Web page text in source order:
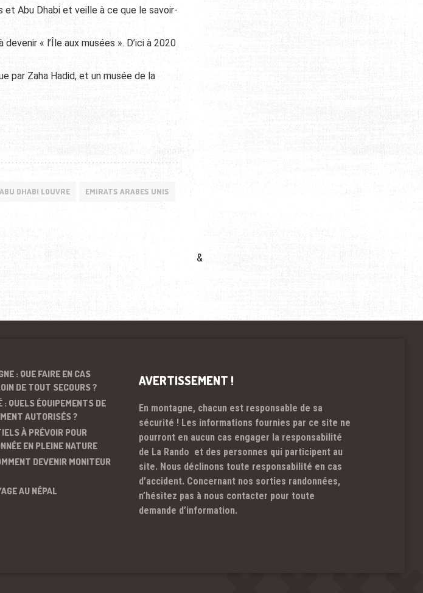
et Abu Dhabi et veille à ce que le savoir-
« l’Île aux musées ». D’ici à 2020
par Zaha Hadid, et un musée de la
ABU DHABI LOUVRE EMIRATS ARABES UNIS
&
: QUE FAIRE EN CAS
DE TOUT SECOURS ?
: QUELS ÉQUIPEMENTS DE
AUTORISÉS ?
À PRÉVOIR POUR
EN PLEINE NATURE
DEVENIR MONITEUR
AU NÉPAL
AVERTISSEMENT !
En montagne, chacun est responsable de sa
sécurité ! Les informations fournies par ce site ne
pourront en aucun cas engager la responsabilité
de La Rando et des personnes qui participent au
site. Nous déclinons toute responsabilité en cas
d’accident. Concernant nos sorties randonnées,
n’hésitez pas à nous contacter pour toute
demande d’information.